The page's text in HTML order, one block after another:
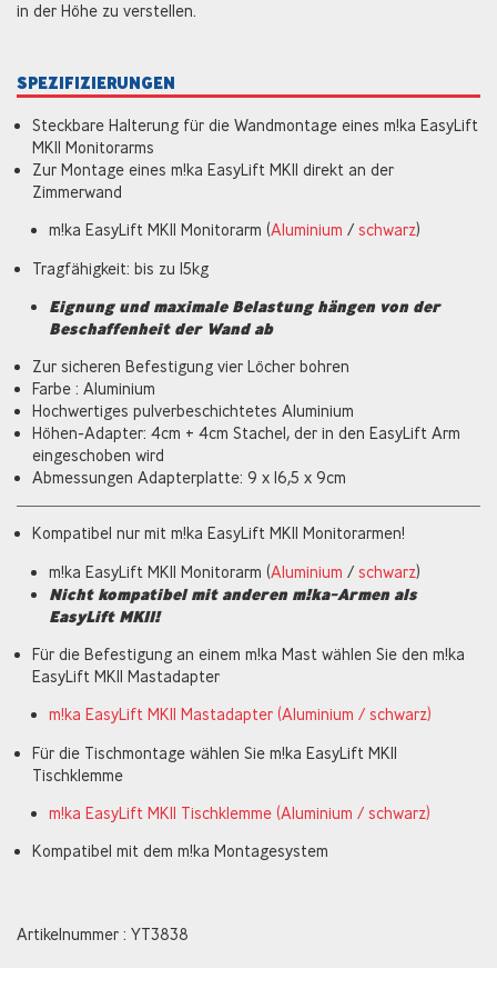
in der Höhe zu verstellen.
SPEZIFIZIERUNGEN
Steckbare Halterung für die Wandmontage eines m!ka EasyLift
MKII Monitorarms
Zur Montage eines m!ka EasyLift MKII direkt an der
Zimmerwand
m!ka EasyLift MKII Monitorarm (Aluminium / schwarz)
Tragfähigkeit: bis zu 15kg
Eignung und maximale Belastung hängen von der
Beschaffenheit der Wand ab
Zur sicheren Befestigung vier Löcher bohren
Farbe : Aluminium
Hochwertiges pulverbeschichtetes Aluminium
Höhen-Adapter: 4cm + 4cm Stachel, der in den EasyLift Arm
eingeschoben wird
Abmessungen Adapterplatte: 9 x 16,5 x 9cm
Kompatibel nur mit m!ka EasyLift MKII Monitorarmen!
m!ka EasyLift MKII Monitorarm (Aluminium / schwarz)
Nicht kompatibel mit anderen m!ka-Armen als
EasyLift MKII!
Für die Befestigung an einem m!ka Mast wählen Sie den m!ka
EasyLift MKII Mastadapter
m!ka EasyLift MKII Mastadapter (Aluminium / schwarz)
Für die Tischmontage wählen Sie m!ka EasyLift MKII
Tischklemme
m!ka EasyLift MKII Tischklemme (Aluminium / schwarz)
Kompatibel mit dem m!ka Montagesystem
Artikelnummer : YT3838